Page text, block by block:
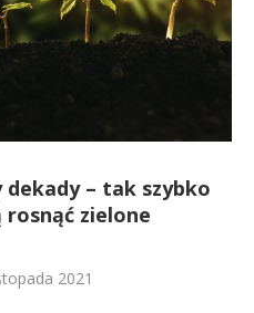
dekady – tak szybko
rosnąć zielone
2021